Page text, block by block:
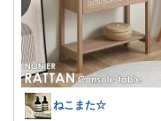
ねこまた☆